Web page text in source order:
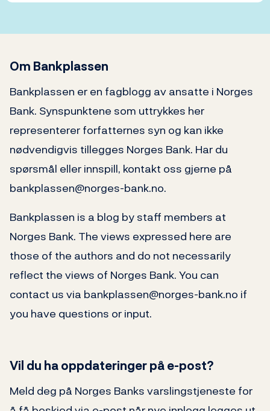
Om Bankplassen
Bankplassen er en fagblogg av ansatte i Norges
Bank. Synspunktene som uttrykkes her
representerer forfatternes syn og kan ikke
nødvendigvis tillegges Norges Bank. Har du
spørsmål eller innspill, kontakt oss gjerne på
bankplassen@norges-bank.no.
Bankplassen is a blog by staff members at
Norges Bank. The views expressed here are
those of the authors and do not necessarily
reflect the views of Norges Bank. You can
contact us via bankplassen@norges-bank.no if
you have questions or input.
Vil du ha oppdateringer på e-post?
Meld deg på Norges Banks varslingstjeneste for